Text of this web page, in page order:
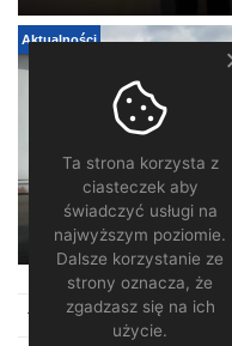
Aktualności
Pomagamy. Warto
Regulamin Redakcja
Ta strona korzysta z
ciasteczek aby
świadczyć usługi na
najwyższym poziomie.
Dalsze korzystanie ze
strony oznacza, że
zgadzasz się na ich
użycie.